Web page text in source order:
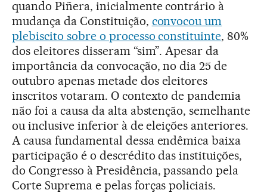
quando Piñera, inicialmente contrário à
mudança da Constituição, convocou um
plebiscito sobre o processo constituinte, 80%
dos eleitores disseram “sim”. Apesar da
importância da convocação, no dia 25 de
outubro apenas metade dos eleitores
inscritos votaram. O contexto de pandemia
não foi a causa da alta abstenção, semelhante
ou inclusive inferior à de eleições anteriores.
A causa fundamental dessa endêmica baixa
participação é o descrédito das instituições,
do Congresso à Presidência, passando pela
Corte Suprema e pelas forças policiais.